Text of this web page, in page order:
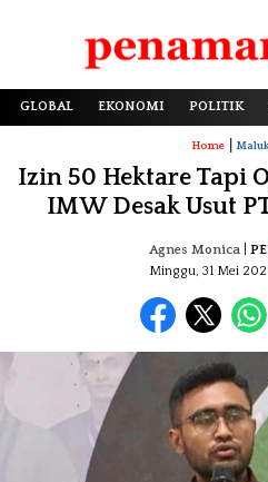
GLOBAL EKONOMI POLITIK
Home|
Izin 50 Hektare Tapi
IMW Desak Usut
Agnes Monica
Minggu, 31 Mei